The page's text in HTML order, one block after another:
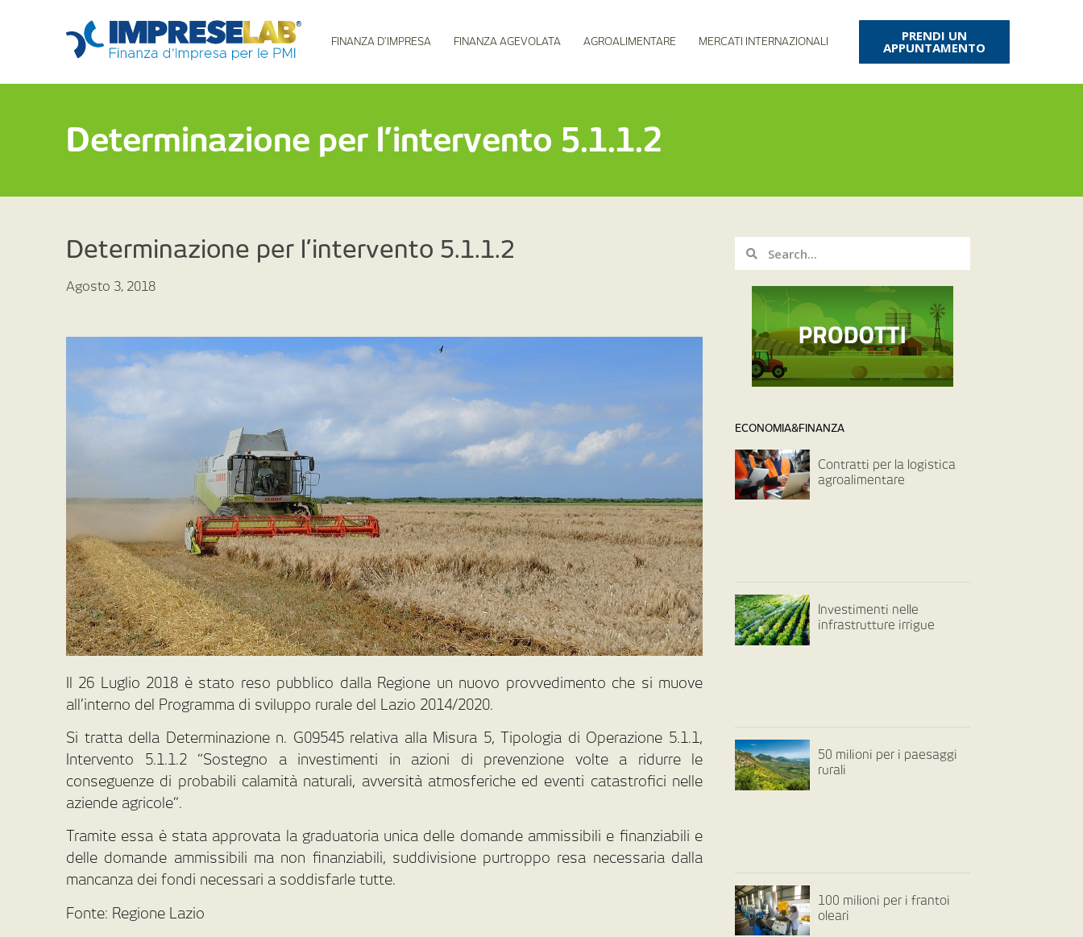
FINANZA D’IMPRESA FINANZA AGEVOLATA AGROALIMENTARE MERCATI INTERNAZIONALI PRENDI UN
APPUNTAMENTO
Determinazione per l’intervento 5.1.1.2
Determinazione per l’intervento 5.1.1.2
Agosto 3, 2018
Il 26 Luglio 2018 è stato reso pubblico dalla Regione un nuovo provvedimento che si muove
all’interno del Programma di sviluppo rurale del Lazio 2014/2020.
Si tratta della Determinazione n. G09545 relativa alla Misura 5, Tipologia di Operazione 5.1.1,
Intervento 5.1.1.2 “Sostegno a investimenti in azioni di prevenzione volte a ridurre le
conseguenze di probabili calamità naturali, avversità atmosferiche ed eventi catastrofici nelle
aziende agricole”.
Tramite essa è stata approvata la graduatoria unica delle domande ammissibili e finanziabili e
delle domande ammissibili ma non finanziabili, suddivisione purtroppo resa necessaria dalla
mancanza dei fondi necessari a soddisfarle tutte.
Fonte: Regione Lazio
ECONOMIA&FINANZA
Contratti per la logistica
agroalimentare
Investimenti nelle
infrastrutture irrigue
50 milioni per i paesaggi
rurali
100 milioni per i frantoi
oleari